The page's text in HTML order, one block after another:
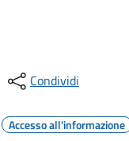
Condividi
Accesso all'informazione